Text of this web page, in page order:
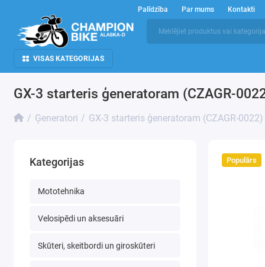
Palīdzība Par mums Kontakti
VISAS KATEGORIJAS
GX-3 starteris ģeneratoram (CZAGR-
Ģeneratori GX-3 starteris ģeneratoram (CZAGR-0022)
Kategorijas
Mototehnika
Velosipēdi un aksesuāri
Skūteri, skeitbordi un giroskūteri
Populārs